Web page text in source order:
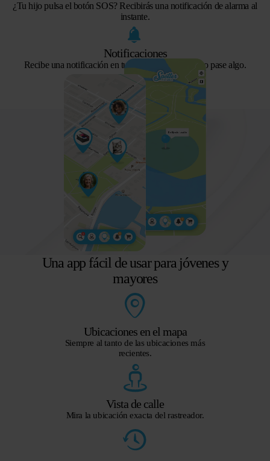
¿Tu hijo pulsa el botón SOS? Recibirás una notificación de alarma al
instante.
Notificaciones
Recibe una notificación en tu smartphone en cuanto pase algo.
Una app fácil de usar para jóvenes y
mayores
Ubicaciones en el mapa
Siempre al tanto de las ubicaciones más
recientes.
Vista de calle
Mira la ubicación exacta del rastreador.